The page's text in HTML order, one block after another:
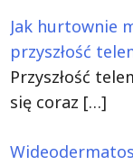
Jak hurtownie
przyszłość
Przyszłość
się coraz […]